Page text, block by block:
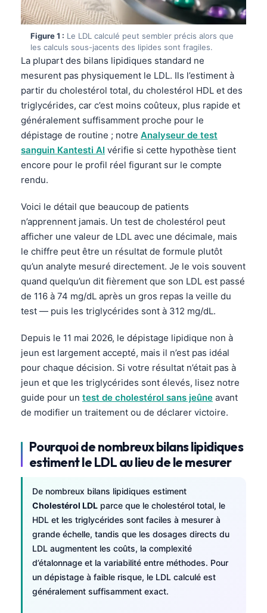
Figure 1 : Le LDL calculé peut sembler précis alors que
les calculs sous-jacents des lipides sont fragiles.
La plupart des bilans lipidiques standard ne
mesurent pas physiquement le LDL. Ils l’estiment à
partir du cholestérol total, du cholestérol HDL et des
triglycérides, car c’est moins coûteux, plus rapide et
généralement suffisamment proche pour le
dépistage de routine ; notre Analyseur de test
sanguin Kantesti AI vérifie si cette hypothèse tient
encore pour le profil réel figurant sur le compte
rendu.
Voici le détail que beaucoup de patients
n’apprennent jamais. Un test de cholestérol peut
afficher une valeur de LDL avec une décimale, mais
le chiffre peut être un résultat de formule plutôt
qu’un analyte mesuré directement. Je le vois souvent
quand quelqu’un dit fièrement que son LDL est passé
de 116 à 74 mg/dL après un gros repas la veille du
test — puis les triglycérides sont à 312 mg/dL.
Depuis le 11 mai 2026, le dépistage lipidique non à
jeun est largement accepté, mais il n’est pas idéal
pour chaque décision. Si votre résultat n’était pas à
jeun et que les triglycérides sont élevés, lisez notre
guide pour un test de cholestérol sans jeûne avant
de modifier un traitement ou de déclarer victoire.
Pourquoi de nombreux bilans lipidiques
estiment le LDL au lieu de le mesurer
De nombreux bilans lipidiques estiment
Cholestérol LDL parce que le cholestérol total, le
HDL et les triglycérides sont faciles à mesurer à
grande échelle, tandis que les dosages directs du
LDL augmentent les coûts, la complexité
d’étalonnage et la variabilité entre méthodes. Pour
un dépistage à faible risque, le LDL calculé est
généralement suffisamment exact.